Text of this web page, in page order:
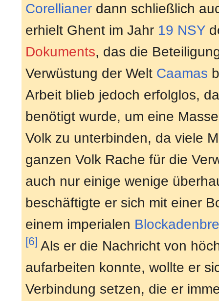
Corellianer dann schließlich
erhielt Ghent im Jahr 19 NSY
Dokuments, das die
Verwüstung der Welt Caamas
Arbeit blieb jedoch erfolglos,
benötigt wurde, um eine
Volk zu unterbinden, da viele
ganzen Volk Rache für die
auch nur einige wenige
beschäftigte er sich mit einer
einem imperialen
[6] Als er die Nachricht von
aufarbeiten konnte, wollte er
Verbindung setzen, die er